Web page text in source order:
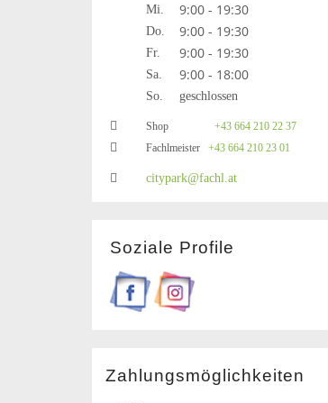
Mi. 9:00 - 19:30
Do. 9:00 - 19:30
Fr. 9:00 - 19:30
Sa. 9:00 - 18:00
So. geschlossen
Shop +43 664 210 22 37
Fachlmeister +43 664 210 23 01
citypark@fachl.at
Soziale Profile
Zahlungsmöglichkeiten